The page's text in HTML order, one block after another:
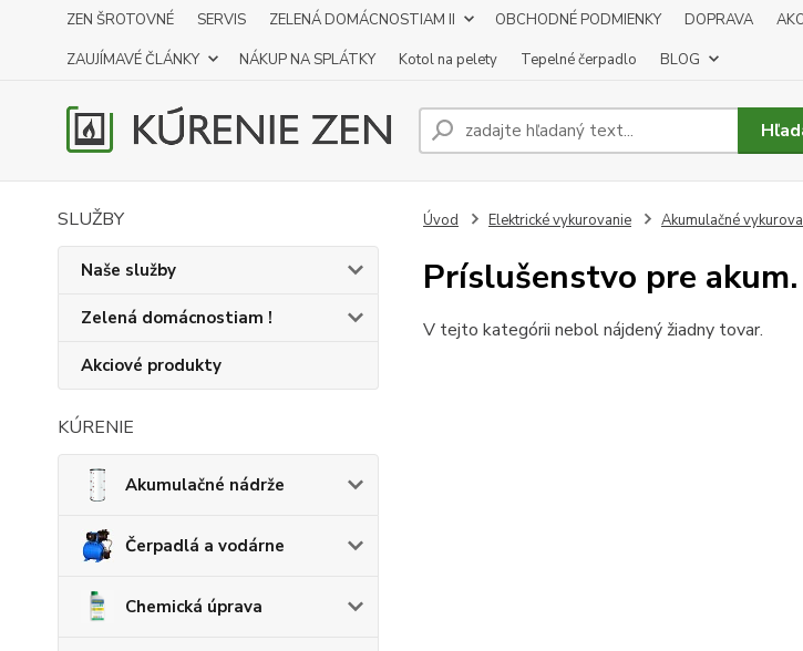
ZEN ŠROTOVNÉ SERVIS ZELENÁ DOMÁCNOSTIAM II OBCHODNÉ PODMIENKY DOPRAVA
ZAUJÍMAVÉ ČLÁNKY
NÁKUP NA SPLÁTKY Kotol na pelety Tepelné čerpadlo BLOG
SLUŽBY
Naše služby
Zelená domácnostiam !
Akciové produkty
KÚRENIE
Akumulačné nádrže
Čerpadlá a vodárne
Chemická úprava
Úvod Elektrické vykurovanie Akumulačné
Príslušenstvo pre akum.
V tejto kategórii nebol nájdený žiadny tovar.